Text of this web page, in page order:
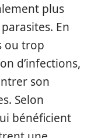
plus
En
ou trop
d’infections,
son
Selon
bénéficient